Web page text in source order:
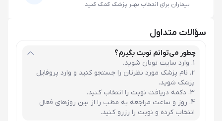
بیماران برای انتخاب بهتر پزشک کمک کنید.
سؤالات متداول
چطور می‌توانم نوبت بگیرم؟
وارد سایت نوبان شوید.
نام پزشک مورد نظرتان را جستجو کنید و وارد پروفایل
پزشک شوید.
دکمه دریافت نوبت را انتخاب کنید.
روز و ساعت مراجعه به مطب را از بین روزهای فعال
انتخاب کرده و نوبت را رزرو کنید.